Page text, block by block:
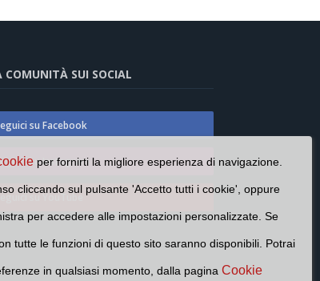
COMUNITÀ SUI SOCIAL
su Facebook
su Instagram
su YouTube
per fornirti la migliore esperienza di navigazione.
cliccando sul pulsante 'Accetto tutti i cookie', oppure
per accedere alle impostazioni personalizzate. Se
tutte le funzioni di questo sito saranno disponibili. Potrai
in qualsiasi momento, dalla pagina Cookie